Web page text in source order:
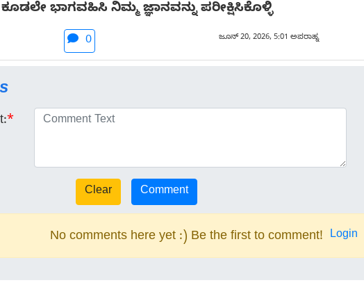
ಕೂಡಲೇ ಭಾಗವಹಿಸಿ ನಿಮ್ಮ ಜ್ಞಾನವನ್ನು ಪರೀಕ್ಷಿಸಿಕೊಳ್ಳಿ
0 ಜೂನ್ 20, 2026, 5:01 ಅಪರಾಹ್ನ
*
No comments here yet :) Be the first to comment! Login